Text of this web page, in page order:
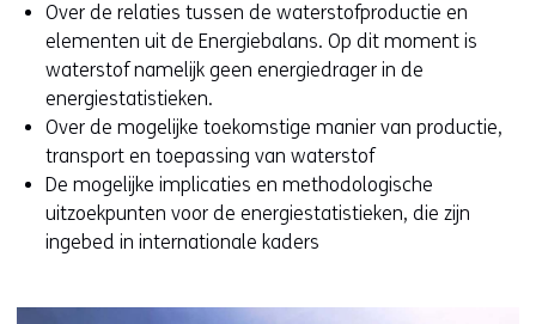
e
n
t
i
n
n
i
e
u
v
Over de relaties tussen de waterstofproductie en
elementen uit de Energiebalans. Op dit moment is
waterstof namelijk geen energiedrager in de
energiestatistieken.
Over de mogelijke toekomstige manier van productie,
transport en toepassing van waterstof
De mogelijke implicaties en methodologische
uitzoekpunten voor de energiestatistieken, die zijn
ingebed in internationale kaders